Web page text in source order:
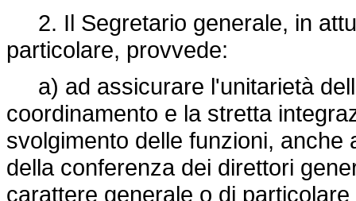
2. Il Segretario generale, in
particolare, provvede:
a) ad assicurare l'unitarietà
coordinamento e la stretta
svolgimento delle funzioni,
della conferenza dei direttori
carattere generale o di